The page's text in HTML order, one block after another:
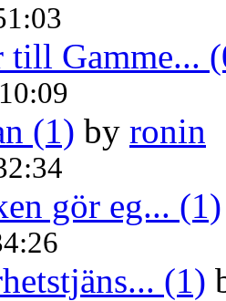
till Gamme...
(1) by ronin
gör eg... (1)
(1)